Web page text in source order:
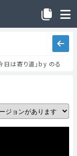
日は寄り道」by のる